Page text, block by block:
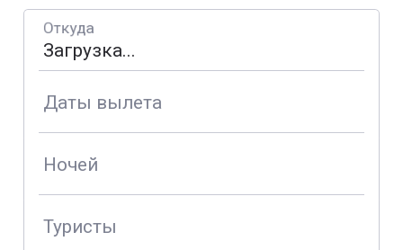
Откуда
Даты вылета
Ночей
Туристы